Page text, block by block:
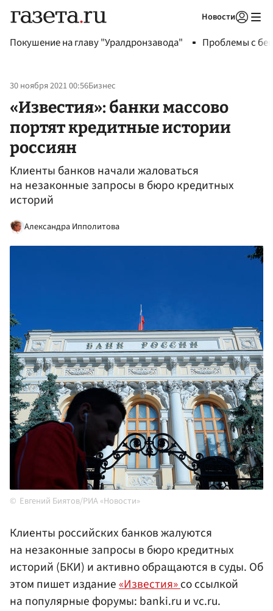
Новости
Покушение на главу "Уралдронзавода" Проблемы с
30 ноября 2021 00:56Бизнес
«Известия»: банки массово
портят кредитные истории
россиян
Клиенты банков начали жаловаться
на незаконные запросы в бюро кредитных
историй
Александра Ипполитова
Евгений Биятов/РИА «Новости»
Клиенты российских банков жалуются
на незаконные запросы в бюро кредитных
историй (БКИ) и активно обращаются в суды. Об
этом пишет издание«Известия»со ссылкой
на популярные форумы: banki.ru и vc.ru.